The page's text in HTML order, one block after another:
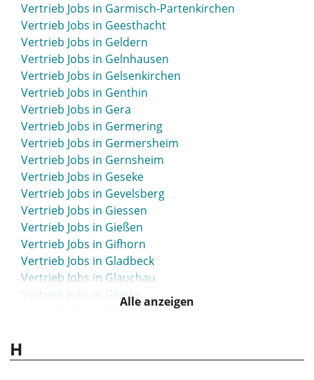
Vertrieb Jobs in Garmisch-Partenkirchen
Vertrieb Jobs in Geesthacht
Vertrieb Jobs in Geldern
Vertrieb Jobs in Gelnhausen
Vertrieb Jobs in Gelsenkirchen
Vertrieb Jobs in Genthin
Vertrieb Jobs in Gera
Vertrieb Jobs in Germering
Vertrieb Jobs in Germersheim
Vertrieb Jobs in Gernsheim
Vertrieb Jobs in Geseke
Vertrieb Jobs in Gevelsberg
Vertrieb Jobs in Giessen
Vertrieb Jobs in Gießen
Vertrieb Jobs in Gifhorn
Vertrieb Jobs in Gladbeck
Vertrieb Jobs in Glauchau
Vertrieb Jobs in Glinde
Vertrieb Jobs in Göppingen
Vertrieb Jobs in Görlitz
Alle anzeigen
H